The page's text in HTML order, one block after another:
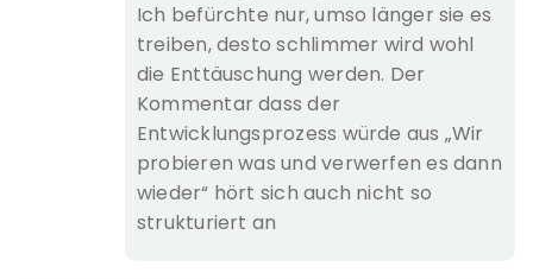
Ich befürchte nur, umso länger sie es
treiben, desto schlimmer wird wohl
die Enttäuschung werden. Der
Kommentar dass der
Entwicklungsprozess würde aus „Wir
probieren was und verwerfen es dann
wieder“ hört sich auch nicht so
strukturiert an